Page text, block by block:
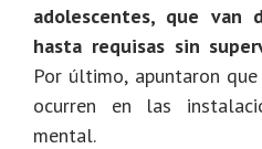
adolescentes, que van
hasta requisas sin
Por último, apuntaron
ocurren en las
mental.